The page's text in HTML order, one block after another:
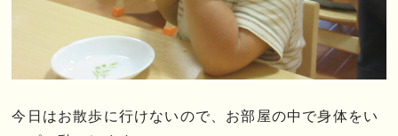
今日はお散歩に行けないので、お部屋の中で身体をい